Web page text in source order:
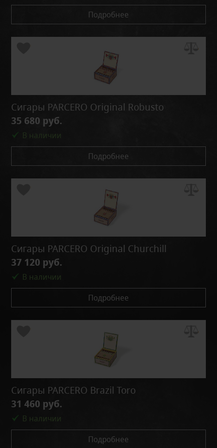
Подробнее
Сигары PARCERO Original Robusto
35 680 руб.
В наличии
Подробнее
Сигары PARCERO Original Churchill
37 120 руб.
В наличии
Подробнее
Сигары PARCERO Brazil Toro
31 460 руб.
В наличии
Подробнее